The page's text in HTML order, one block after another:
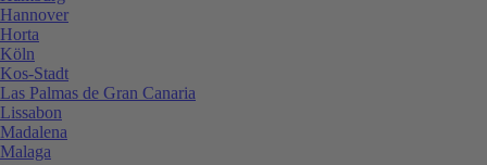
Hannover
Horta
Köln
Kos-Stadt
Las Palmas de Gran Canaria
Lissabon
Madalena
Malaga